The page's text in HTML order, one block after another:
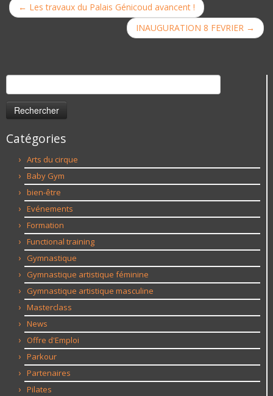
← Les travaux du Palais Génicoud avancent !
INAUGURATION 8 FEVRIER →
Rechercher :
Catégories
Arts du cirque
Baby Gym
bien-être
Evénements
Formation
Functional training
Gymnastique
Gymnastique artistique féminine
Gymnastique artistique masculine
Masterclass
News
Offre d'Emploi
Parkour
Partenaires
Pilates